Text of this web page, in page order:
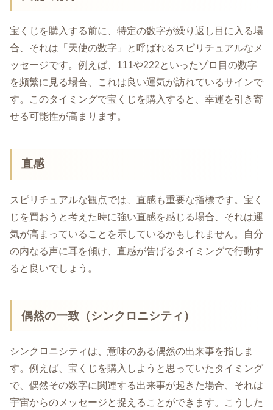
宝くじを購入する前に、特定の数字が繰り返し目に入る場
合、それは「天使の数字」と呼ばれるスピリチュアルなメ
ッセージです。例えば、111や222といったゾロ目の数字
を頻繁に見る場合、これは良い運気が訪れているサインで
す。このタイミングで宝くじを購入すると、幸運を引き寄
せる可能性が高まります。
直感
スピリチュアルな観点では、直感も重要な指標です。宝く
じを買おうと考えた時に強い直感を感じる場合、それは運
気が高まっていることを示しているかもしれません。自分
の内なる声に耳を傾け、直感が告げるタイミングで行動す
ると良いでしょう。
偶然の一致（シンクロニシティ）
シンクロニシティは、意味のある偶然の出来事を指しま
す。例えば、宝くじを購入しようと思っていたタイミング
で、偶然その数字に関連する出来事が起きた場合、それは
宇宙からのメッセージと捉えることができます。こうした